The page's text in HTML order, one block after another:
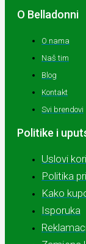
O Belladonni
O nama
Naš tim
Blog
Kontakt
Svi brendovi
Politike i
Uslovi
Politika
Kako
Isporuka